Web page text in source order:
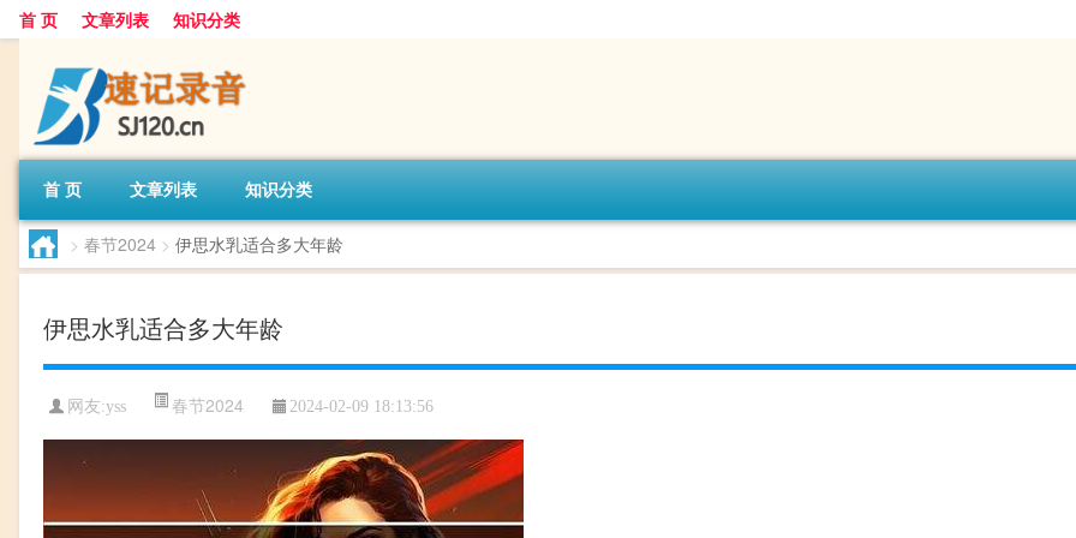
首 页 文章列表 知识分类
首 页 文章列表 知识分类
> 春节2024 > 伊思水乳适合多大年龄
伊思水乳适合多大年龄
网友:yss 春节2024 2024-02-09 18:13:56